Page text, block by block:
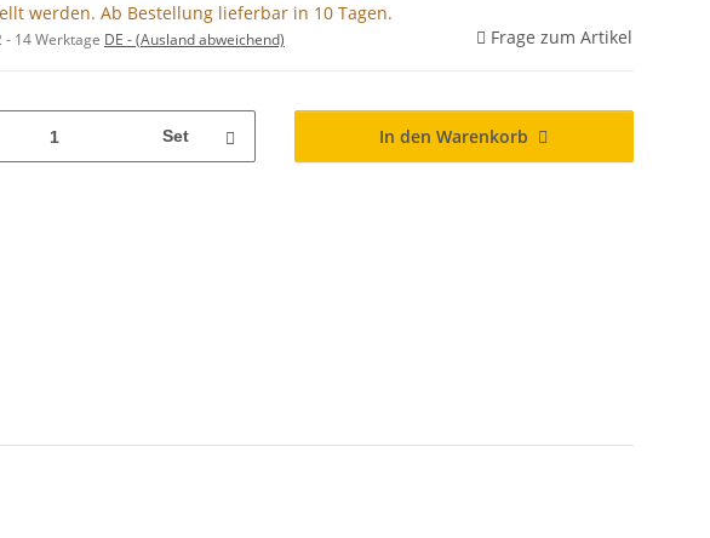
werden. Ab Bestellung lieferbar in 10 Tagen.
- 14 Werktage DE - (Ausland abweichend) Frage zum Artikel
Set In den Warenkorb